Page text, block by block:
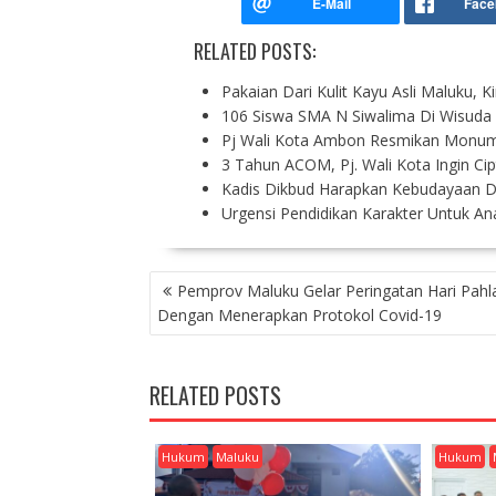
RELATED POSTS:
Pakaian Dari Kulit Kayu Asli Maluku,
106 Siswa SMA N Siwalima Di Wisuda
Pj Wali Kota Ambon Resmikan
3 Tahun ACOM, Pj. Wali Kota Ingin
Kadis Dikbud Harapkan Kebudayaan
Urgensi Pendidikan Karakter Untuk
P
O
S
N
A
V
G
Pemprov Maluku Gelar Peringatan Hari
Dengan Menerapkan Protokol Covid-19
RELATED POSTS
Hukum Maluku Hukum